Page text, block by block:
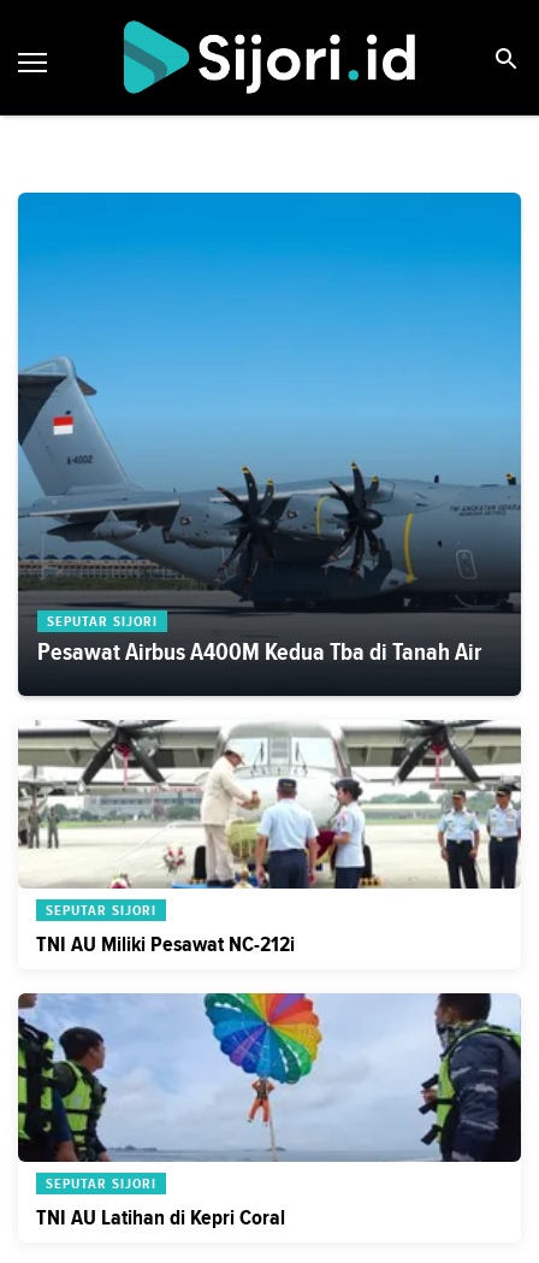
SEPUTAR SIJORI
Pesawat Airbus A400M Kedua Tba di Tanah Air
SEPUTAR SIJORI
TNI AU Miliki Pesawat NC-212i
SEPUTAR SIJORI
TNI AU Latihan di Kepri Coral